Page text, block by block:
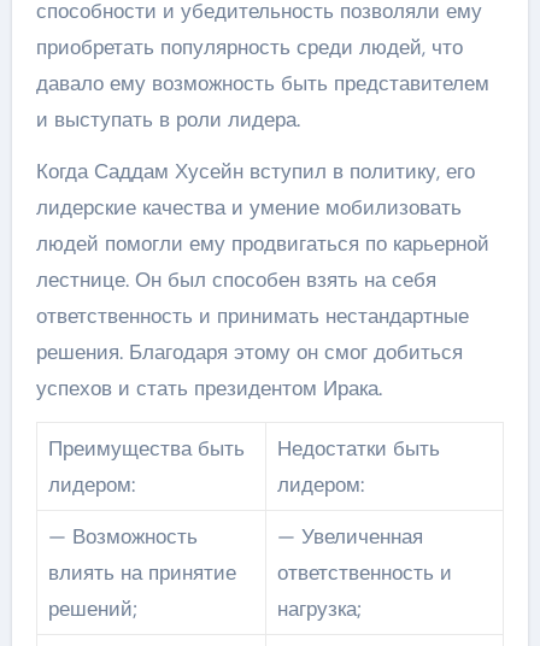
способности и убедительность позволяли ему
приобретать популярность среди людей, что
давало ему возможность быть представителем
и выступать в роли лидера.
Когда Саддам Хусейн вступил в политику, его
лидерские качества и умение мобилизовать
людей помогли ему продвигаться по карьерной
лестнице. Он был способен взять на себя
ответственность и принимать нестандартные
решения. Благодаря этому он смог добиться
успехов и стать президентом Ирака.
Преимущества быть
лидером:
Недостатки быть
лидером:
— Возможность
влиять на принятие
решений;
— Увеличенная
ответственность и
нагрузка;